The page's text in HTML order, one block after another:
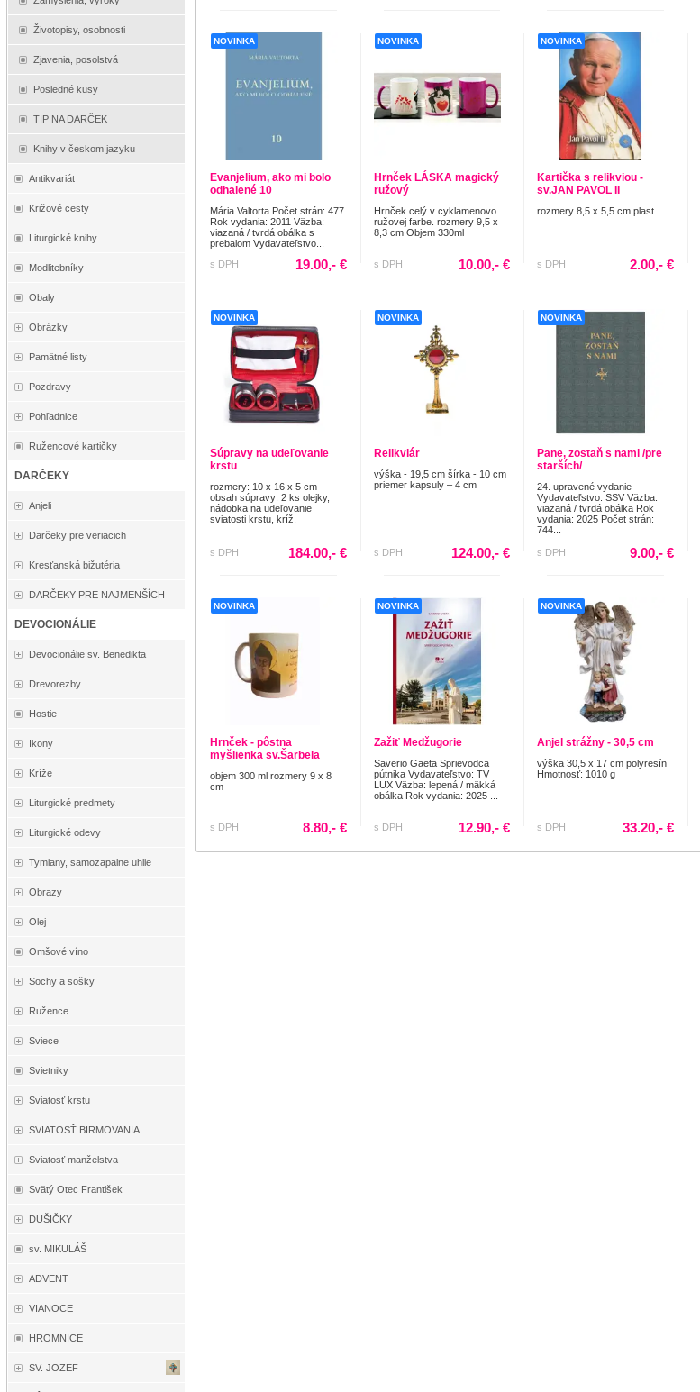
Životopisy, osobnosti
Zjavenia, posolstvá
Posledné kusy
TIP NA DARČEK
Knihy v českom jazyku
Antikvariát
Križové cesty
Liturgické knihy
Modlitebníky
Obaly
Obrázky
Pamätné listy
Pozdravy
Pohľadnice
Ružencové kartičky
DARČEKY
Anjeli
Darčeky pre veriacich
Kresťanská bižutéria
DARČEKY PRE NAJMENŠÍCH
DEVOCIONÁLIE
Devocionálie sv. Benedikta
Drevorezby
Hostie
Ikony
Kríže
Liturgické predmety
Liturgické odevy
Tymiany, samozapalne uhlie
Obrazy
Olej
Omšové víno
Sochy a sošky
Ružence
Sviece
Svietniky
Sviatosť krstu
SVIATOSŤ BIRMOVANIA
Sviatosť manželstva
Svätý Otec František
DUŠIČKY
sv. MIKULÁŠ
ADVENT
VIANOCE
HROMNICE
SV. JOZEF
NOVINKA
Evanjelium, ako mi bolo
odhalené 10
Mária Valtorta Počet strán: 477
Rok vydania: 2011 Väzba:
viazaná / tvrdá obálka s
prebalom Vydavateľstvo...
s DPH
19.00,- €
NOVINKA
Hrnček LÁSKA magický
ružový
Hrnček celý v cyklamenovo
ružovej farbe. rozmery 9,5 x
8,3 cm Objem 330ml
s DPH 10.00,- €
NOVINKA
Kartička s relikviou -
sv.JAN PAVOL II
rozmery 8,5 x 5,5 cm plast
s DPH 2.00,- €
NOVINKA
Súpravy na udeľovanie
krstu
rozmery: 10 x 16 x 5 cm
obsah súpravy: 2 ks olejky,
nádobka na udeľovanie
sviatosti krstu, kríž.
s DPH 184.00,- €
NOVINKA
Relikviár
výška - 19,5 cm šírka - 10 cm
priemer kapsuly – 4 cm
s DPH 124.00,- €
NOVINKA
Pane, zostaň s nami /pre
starších/
24. upravené vydanie
Vydavateľstvo: SSV Väzba:
viazaná / tvrdá obálka Rok
vydania: 2025 Počet strán:
744...
s DPH 9.00,- €
NOVINKA
Hrnček - pôstna
myšlienka sv.Šarbela
objem 300 ml rozmery 9 x 8
cm
s DPH 8.80,- €
NOVINKA
Zažiť Medžugorie
Saverio Gaeta Sprievodca
pútnika Vydavateľstvo: TV
LUX Väzba: lepená / mäkká
obálka Rok vydania: 2025 ...
s DPH 12.90,- €
NOVINKA
Anjel strážny - 30,5 cm
výška 30,5 x 17 cm polyresín
Hmotnosť: 1010 g
s DPH 33.20,- €